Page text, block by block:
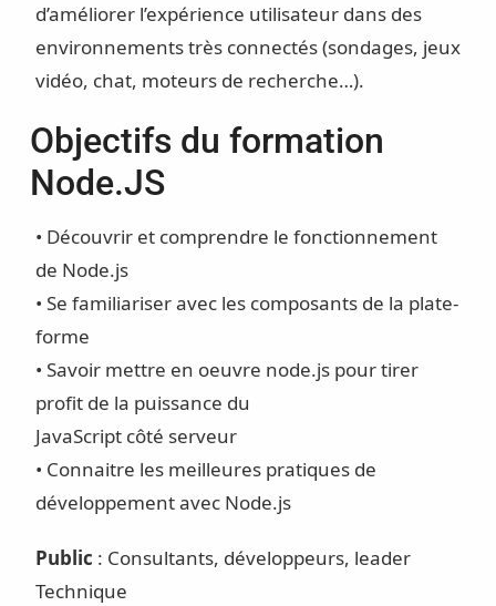
d’améliorer l’expérience utilisateur dans des
environnements très connectés (sondages, jeux
vidéo, chat, moteurs de recherche…).
Objectifs du formation
Node.JS
• Découvrir et comprendre le fonctionnement
de Node.js
• Se familiariser avec les composants de la plate-
forme
• Savoir mettre en oeuvre node.js pour tirer
profit de la puissance du
JavaScript côté serveur
• Connaitre les meilleures pratiques de
développement avec Node.js
Public : Consultants, développeurs, leader
Technique